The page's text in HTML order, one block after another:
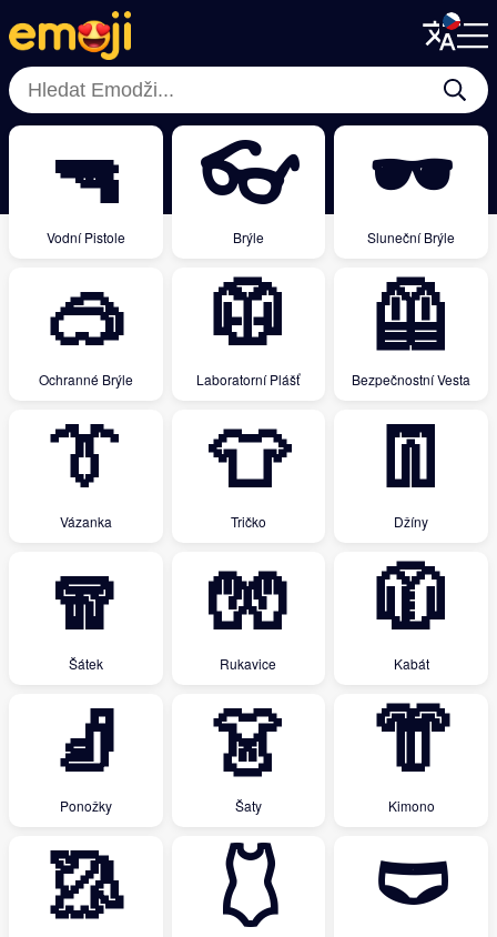
Menu
Close
Menu
Close
🔫
Vodní Pistole
👓
Brýle
🕶
Sluneční Brýle
🥽
Ochranné Brýle
🥼
Laboratorní Plášť
🦺
Bezpečnostní Vesta
👔
Vázanka
👕
Tričko
👖
Džíny
🧣
Šátek
🧤
Rukavice
🧥
Kabát
🧦
Ponožky
👗
Šaty
👘
Kimono
🥻 🩱 🩲